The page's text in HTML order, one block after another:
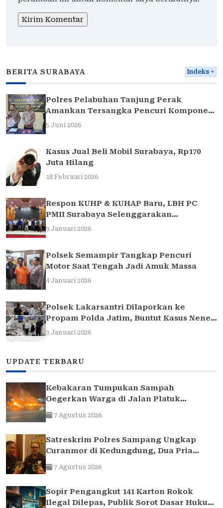
BERITA SURABAYA Indeks
Polres Pelabuhan Tanjung Perak
Amankan Tersangka Pencuri Komponen
Traffic Light di Surabaya
5 Juni 2026
Kasus Jual Beli Mobil Surabaya, Rp170
Juta Hilang
18 Februari 2026
Respon KUHP & KUHAP Baru, LBH PC
PMII Surabaya Selenggarakan
Sarasehan Hukum
9 Januari 2026
Polsek Semampir Tangkap Pencuri
Motor Saat Tengah Jadi Amuk Massa
4 Januari 2026
Polsek Lakarsantri Dilaporkan ke
Propam Polda Jatim, Buntut Kasus Nenek
Elina
3 Januari 2026
UPDATE TERBARU
Kebakaran Tumpukan Sampah
Gegerkan Warga di Jalan Platuk
Donomulyo Surabaya
7 Agustus 2026
Satreskrim Polres Sampang Ungkap
Curanmor di Kedungdung, Dua Pria
Diamankan
7 Agustus 2026
Sopir Pengangkut 141 Karton Rokok
Ilegal Dilepas, Publik Sorot Dasar Hukum